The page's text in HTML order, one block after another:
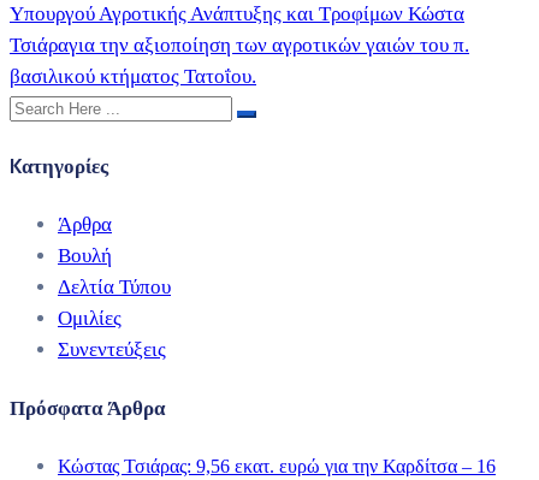
Υπουργού Αγροτικής Ανάπτυξης και Τροφίμων Κώστα
Τσιάραγια την αξιοποίηση των αγροτικών γαιών του π.
βασιλικού κτήματος Τατοΐου.
Kατηγορίες
Άρθρα
Βουλή
Δελτία Τύπου
Ομιλίες
Συνεντεύξεις
Πρόσφατα Άρθρα
Κώστας Τσιάρας: 9,56 εκατ. ευρώ για την Καρδίτσα – 16